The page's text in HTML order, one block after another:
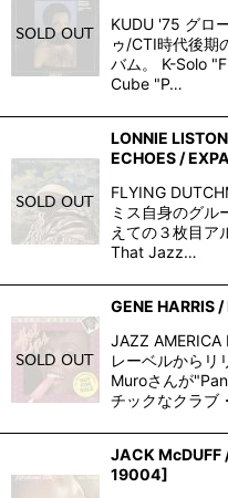
KUDU '75 グロ
ゥ/CTI時代後期
バム。 K-Solo
Cube "P…
LONNIE
ECHOES /
FLYING
ミス自身のグル
えての３枚目
That Jazz…
GENE HARRIS /
JAZZ AMERICA
レーベルからリ
Muroさんが
チックなクラブ
JACK McDUFF
19004]